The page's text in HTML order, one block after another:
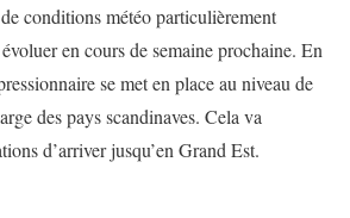
conditions météo particulièrement
en cours de semaine prochaine. En
se met en place au niveau de
des pays scandinaves. Cela va
d’arriver jusqu’en Grand Est.